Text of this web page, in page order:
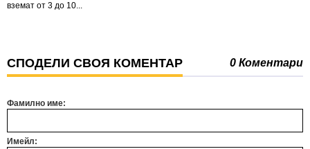
вземат от 3 до 10...
СПОДЕЛИ СВОЯ КОМЕНТАР 0 Коментари
Фамилно име:
Имейл: